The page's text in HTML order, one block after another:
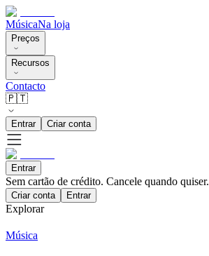
MúsicaNa loja
Preços
Recursos
Contacto
🇵🇹
Entrar Criar conta
Entrar
Sem cartão de crédito. Cancele quando quiser.
Criar conta Entrar
Explorar
Música